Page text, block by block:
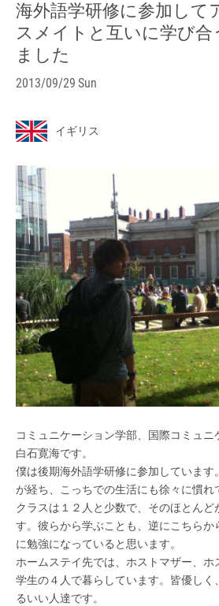
海外語学研修に参加して
スメイトと互いに学び合
ました
2013/09/29 Sun
イギリス
コミュニケーション学部、国際コミュ
白石寛海です。
僕は後期海外語学研修に参加しています
が経ち、こっちでの生活にも徐々に慣れ
クラスは１２人と少数で、そのほとん
す。彼らから学ぶことも、逆にこちら
に勉強になっていると思います。
ホームステイ先では、ホストマザー、ホ
学生の４人で暮らしています。皆優しく
るいい人達です。